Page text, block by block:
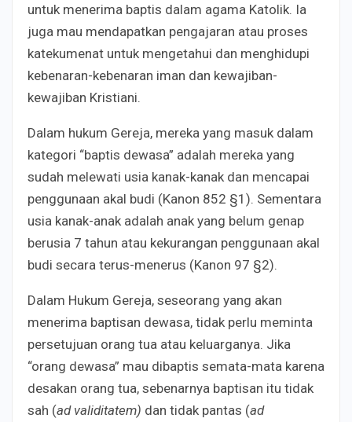
untuk menerima baptis dalam agama Katolik. Ia
juga mau mendapatkan pengajaran atau proses
katekumenat untuk mengetahui dan menghidupi
kebenaran-kebenaran iman dan kewajiban-
kewajiban Kristiani.
Dalam hukum Gereja, mereka yang masuk dalam
kategori “baptis dewasa” adalah mereka yang
sudah melewati usia kanak-kanak dan mencapai
penggunaan akal budi (Kanon 852 §1). Sementara
usia kanak-anak adalah anak yang belum genap
berusia 7 tahun atau kekurangan penggunaan akal
budi secara terus-menerus (Kanon 97 §2).
Dalam Hukum Gereja, seseorang yang akan
menerima baptisan dewasa, tidak perlu meminta
persetujuan orang tua atau keluarganya. Jika
“orang dewasa” mau dibaptis semata-mata karena
desakan orang tua, sebenarnya baptisan itu tidak
sah (ad validitatem) dan tidak pantas (ad